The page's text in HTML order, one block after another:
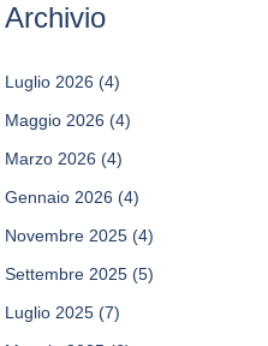
Archivio
Luglio 2026 (4)
Maggio 2026 (4)
Marzo 2026 (4)
Gennaio 2026 (4)
Novembre 2025 (4)
Settembre 2025 (5)
Luglio 2025 (7)